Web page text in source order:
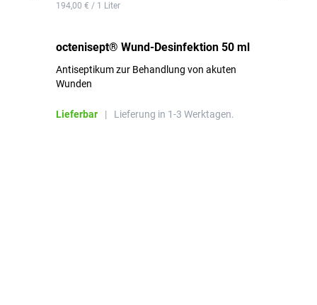
194,00 € / 1 Liter
octenisept® Wund-Desinfektion 50 ml
Antiseptikum zur Behandlung von akuten
Wunden
Lieferbar | Lieferung in 1-3 Werktagen.